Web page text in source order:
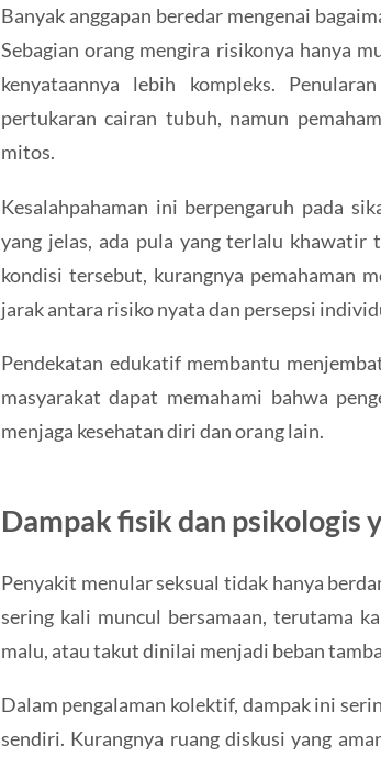
Banyak anggapan beredar mengenai
Sebagian orang mengira risikonya hanya
kenyataannya lebih kompleks.
pertukaran cairan tubuh, namun
mitos.
Kesalahpahaman ini berpengaruh pada
yang jelas, ada pula yang terlalu khawatir
kondisi tersebut, kurangnya pemahaman
jarak antara risiko nyata dan persepsi
Pendekatan edukatif membantu
masyarakat dapat memahami bahwa
menjaga kesehatan diri dan orang lain.
Dampak fisik dan psikologis
Penyakit menular seksual tidak hanya
sering kali muncul bersamaan, terutama
malu, atau takut dinilai menjadi beban
Dalam pengalaman kolektif, dampak ini
sendiri. Kurangnya ruang diskusi yang